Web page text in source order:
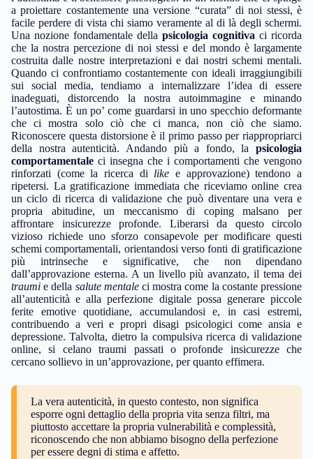
a proiettare costantemente una versione “curata” di noi stessi, è
facile perdere di vista chi siamo veramente al di là degli schermi.
Una nozione fondamentale della psicologia cognitiva ci ricorda
che la nostra percezione di noi stessi e del mondo è largamente
costruita dalle nostre interpretazioni e dai nostri schemi mentali.
Quando ci confrontiamo costantemente con ideali irraggiungibili
sui social media, tendiamo a internalizzare l’idea di essere
inadeguati, distorcendo la nostra autoimmagine e minando
l’autostima. È un po’ come guardarsi in uno specchio deformante
che ci mostra solo ciò che ci manca, non ciò che siamo.
Riconoscere questa distorsione è il primo passo per riappropriarci
della nostra autenticità. Andando più a fondo, la psicologia
comportamentale ci insegna che i comportamenti che vengono
rinforzati (come la ricerca di like e approvazione) tendono a
ripetersi. La gratificazione immediata che riceviamo online crea
un ciclo di ricerca di validazione che può diventare una vera e
propria abitudine, un meccanismo di coping malsano per
affrontare insicurezze profonde. Liberarsi da questo circolo
vizioso richiede uno sforzo consapevole per modificare questi
schemi comportamentali, orientandosi verso fonti di gratificazione
più intrinseche e significative, che non dipendano
dall’approvazione esterna. A un livello più avanzato, il tema dei
traumi e della salute mentaleci mostra come la costante pressione
all’autenticità e alla perfezione digitale possa generare piccole
ferite emotive quotidiane, accumulandosi e, in casi estremi,
contribuendo a veri e propri disagi psicologici come ansia e
depressione. Talvolta, dietro la compulsiva ricerca di validazione
online, si celano traumi passati o profonde insicurezze che
cercano sollievo in un’approvazione, per quanto effimera.
La vera autenticità, in questo contesto, non significa
esporre ogni dettaglio della propria vita senza filtri, ma
piuttosto accettare la propria vulnerabilità e complessità,
riconoscendo che non abbiamo bisogno della perfezione
per essere degni di stima e affetto.